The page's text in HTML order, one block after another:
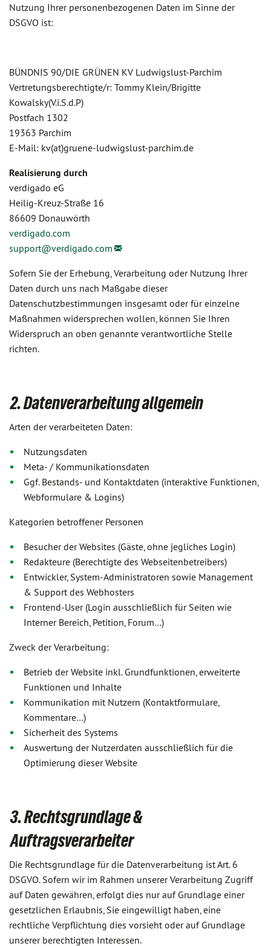
Nutzung Ihrer personenbezogenen Daten im Sinne der
DSGVO ist:
BÜNDNIS 90/DIE GRÜNEN KV Ludwigslust-Parchim
Vertretungsberechtigte/r: Tommy Klein/Brigitte
Kowalsky(V.i.S.d.P)
Postfach 1302
19363 Parchim
E-Mail: kv(at)gruene-ludwigslust-parchim.de
Realisierung durch
verdigado eG
Heilig-Kreuz-Straße 16
86609 Donauwörth
verdigado.com
support@verdigado.com
Sofern Sie der Erhebung, Verarbeitung oder Nutzung Ihrer
Daten durch uns nach Maßgabe dieser
Datenschutzbestimmungen insgesamt oder für einzelne
Maßnahmen widersprechen wollen, können Sie Ihren
Widerspruch an oben genannte verantwortliche Stelle
richten.
2. Datenverarbeitung allgemein
Arten der verarbeiteten Daten:
Nutzungsdaten
Meta- / Kommunikationsdaten
Ggf. Bestands- und Kontaktdaten (interaktive Funktionen,
Webformulare & Logins)
Kategorien betroffener Personen
Besucher der Websites (Gäste, ohne jegliches Login)
Redakteure (Berechtigte des Webseitenbetreibers)
Entwickler, System-Administratoren sowie Management
& Support des Webhosters
Frontend-User (Login ausschließlich für Seiten wie
Interner Bereich, Petition, Forum…)
Zweck der Verarbeitung:
Betrieb der Website inkl. Grundfunktionen, erweiterte
Funktionen und Inhalte
Kommunikation mit Nutzern (Kontaktformulare,
Kommentare…)
Sicherheit des Systems
Auswertung der Nutzerdaten ausschließlich für die
Optimierung dieser Website
3. Rechtsgrundlage &
Auftragsverarbeiter
Die Rechtsgrundlage für die Datenverarbeitung ist Art. 6
DSGVO. Sofern wir im Rahmen unserer Verarbeitung Zugriff
auf Daten gewähren, erfolgt dies nur auf Grundlage einer
gesetzlichen Erlaubnis, Sie eingewilligt haben, eine
rechtliche Verpflichtung dies vorsieht oder auf Grundlage
unserer berechtigten Interessen.